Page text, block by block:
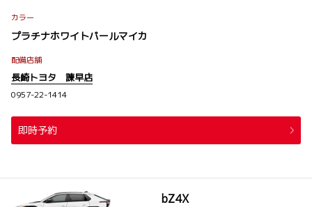
カラー
プラチナホワイトパールマイカ
配備店舗
長崎トヨタ 諫早店
0957-22-1414
即時予約
bZ4X